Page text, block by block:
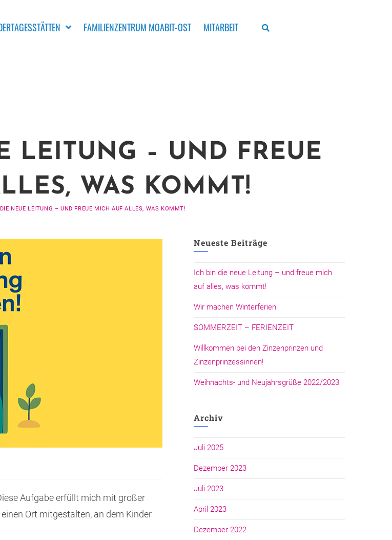
FAMILIENZENTRUM MOABIT-OST MITARBEIT
LEITUNG – UND FREUE
WAS KOMMT!
NEUE LEITUNG – UND FREUE MICH AUF ALLES, WAS KOMMT!
Aufgabe erfüllt mich mit großer
Ort mitgestalten, an dem Kinder
Neueste Beiträge
Ich bin die neue Leitung – und freue mich
auf alles, was kommt!
Wir machen Winterferien
SOMMERZEIT – FERIENZEIT
Willkommen bei den Zinzenprinzen und
Zinzenprinzessinnen!
Weihnachts- und Neujahrsgrüße 2022/2023
Archiv
Juli 2025
Dezember 2023
Juli 2023
April 2023
Dezember 2022